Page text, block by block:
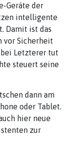
Geräte der
intelligente
Damit ist das
vor Sicherheit
bei Letzterer tut
steuert seine
dann am
oder Tablet.
hier neue
zur